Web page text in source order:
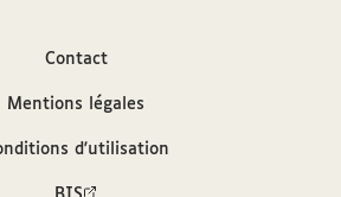
Contact
Mentions légales
d'utilisation